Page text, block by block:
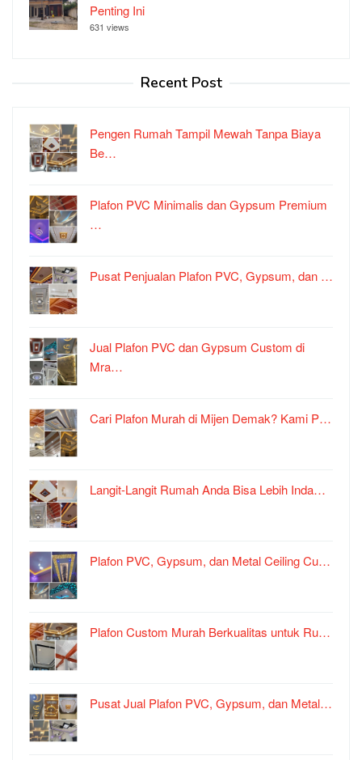
Penting Ini
631 views
Recent Post
Pengen Rumah Tampil Mewah Tanpa Biaya
Be…
Plafon PVC Minimalis dan Gypsum Premium
…
Pusat Penjualan Plafon PVC, Gypsum, dan …
Jual Plafon PVC dan Gypsum Custom di
Mra…
Cari Plafon Murah di Mijen Demak? Kami P…
Langit-Langit Rumah Anda Bisa Lebih Inda…
Plafon PVC, Gypsum, dan Metal Ceiling Cu…
Plafon Custom Murah Berkualitas untuk Ru…
Pusat Jual Plafon PVC, Gypsum, dan Metal…